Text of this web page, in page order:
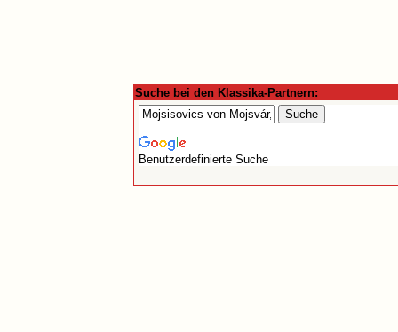
Suche bei den Klassika-Partnern:
Benutzerdefinierte Suche